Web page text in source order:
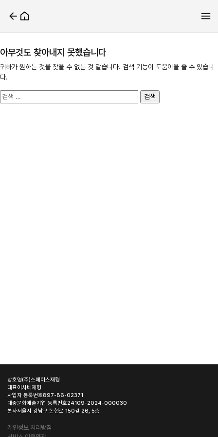
아무것도 찾아내지 못했습니다
귀하가 원하는 것을 찾을 수 없는 것 같습니다. 검색 기능이 도움이을 줄 수 있습니
다.
검
색:
상호명(주)스페이스재형
대표이사배재형
사업자 등록번호897-86-02371
대중문화예술기업 등록번호24109-2024-000030
본사서울시 강남구 논현로 150길 26, 5층
개인정보 처리방침